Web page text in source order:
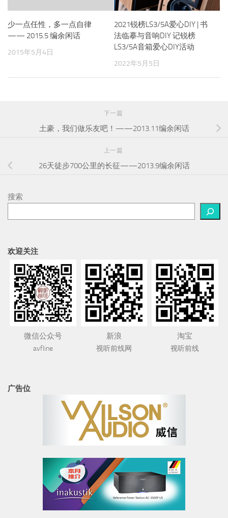
少一点任性，多一点自律
—— 2015.5 编余闲话
2015年5月4日
2021锐榜LS3/5A爱心DIY | 书
法临摹与音响DIY 记锐榜
LS3/5A音箱爱心DIY活动
2022年5月5日
下一篇
土豪，我们做乐友吧！——2013.11编余闲话
上一篇
26天徒步700公里的长征——2013.9编余闲话
搜索
欢迎关注
微信公众号
avfline
新浪
视听前线网
淘宝
视听前线
广告位